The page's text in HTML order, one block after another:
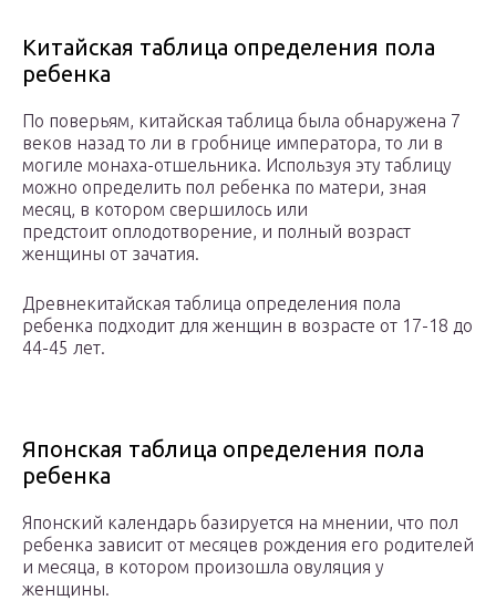
Китайская таблица определения пола
ребенка
По поверьям, китайская таблица была обнаружена 7
веков назад то ли в гробнице императора, то ли в
могиле монаха-отшельника. Используя эту таблицу
можно определить пол ребенка по матери, зная
месяц, в котором свершилось или
предстоит оплодотворение, и полный возраст
женщины от зачатия.
Древнекитайская таблица определения пола
ребенка подходит для женщин в возрасте от 17-18 до
44-45 лет.
Японская таблица определения пола
ребенка
Японский календарь базируется на мнении, что пол
ребенка зависит от месяцев рождения его родителей
и месяца, в котором произошла овуляция у
женщины.